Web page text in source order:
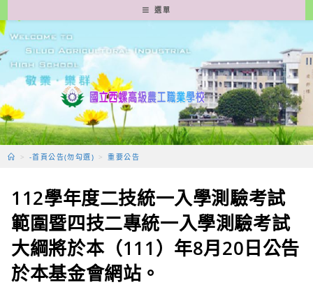
轉
至
要
容
選單
> -首頁公告(勿勾選) > 重要公告
112學年度二技統一入學測驗考試
範圍暨四技二專統一入學測驗考試
大綱將於本（111）年8月20日公告
於本基金會網站。